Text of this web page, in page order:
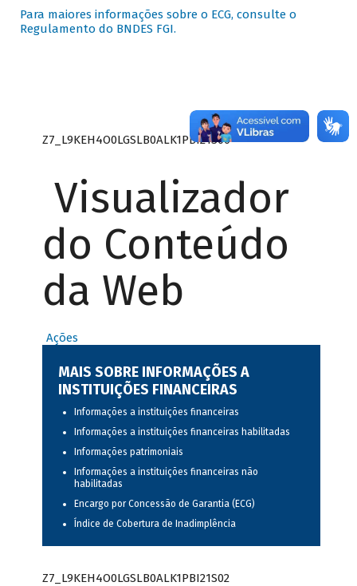
Para maiores informações sobre o ECG, consulte o
Regulamento do BNDES FGI.
Z7_L9KEH4O0LGSLB0ALK1PBI21S00
Visualizador
do Conteúdo
da Web
Ações
MAIS SOBRE INFORMAÇÕES A
INSTITUIÇÕES FINANCEIRAS
Informações a instituições financeiras
Informações a instituições financeiras habilitadas
Informações patrimoniais
Informações a instituições financeiras não
habilitadas
Encargo por Concessão de Garantia (ECG)
Índice de Cobertura de Inadimplência
Z7_L9KEH4O0LGSLB0ALK1PBI21S02